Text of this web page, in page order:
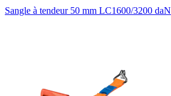
Sangle à tendeur 50 mm LC1600/3200 daN